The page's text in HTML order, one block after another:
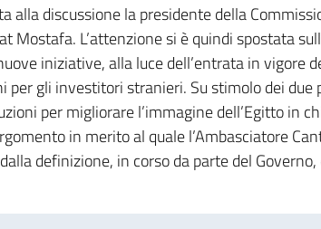
alla discussione la presidente della
Mostafa. L’attenzione si è quindi spostata
iniziative, alla luce dell’entrata in vigore
gli investitori stranieri. Su stimolo dei due
per migliorare l’immagine dell’Egitto in
in merito al quale l’Ambasciatore
definizione, in corso da parte del